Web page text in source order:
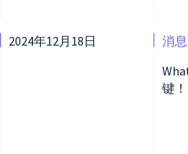
2024年12月18日
消息
键！